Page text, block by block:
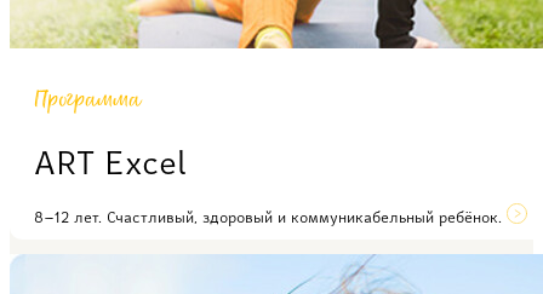
Программа
ART Excel
8–12 лет. Счастливый, здоровый и коммуникабельный ребёнок.